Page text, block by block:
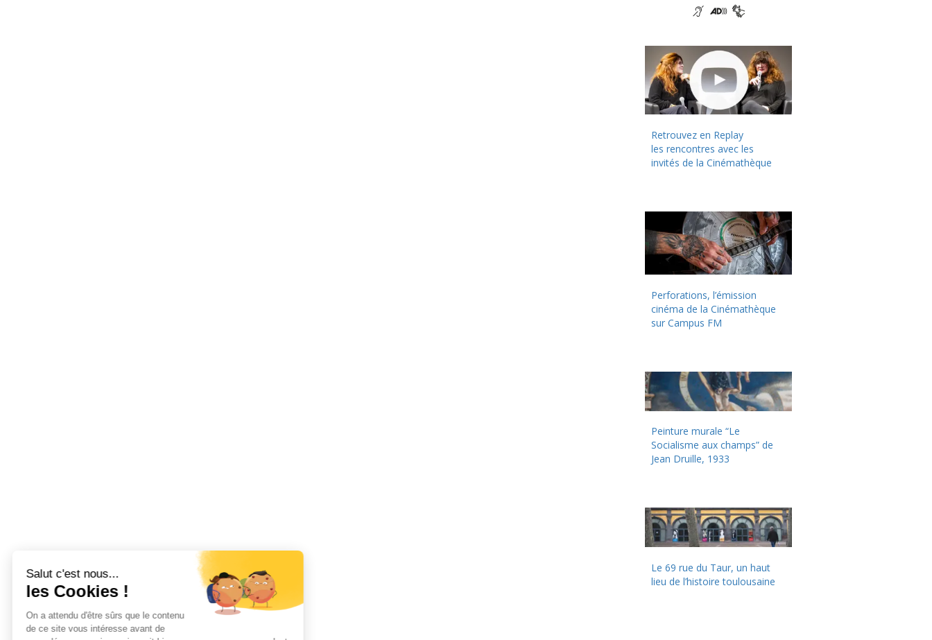
Retrouvez en Replay
les rencontres avec les
invités de la Cinémathèque
Perforations, l’émission
cinéma de la Cinémathèque
sur Campus FM
Peinture murale “Le
Socialisme aux champs” de
Jean Druille, 1933
Le 69 rue du Taur, un haut
lieu de l’histoire toulousaine